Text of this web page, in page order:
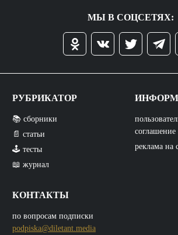
МЫ В СОЦСЕТЯХ:
РУБРИКАТОР
📚 сборники
📄 статьи
🕹️ тесты
📖 журнал
КОНТАКТЫ
по вопросам подписки
podpiska@diletant.media
соглашение
реклама на